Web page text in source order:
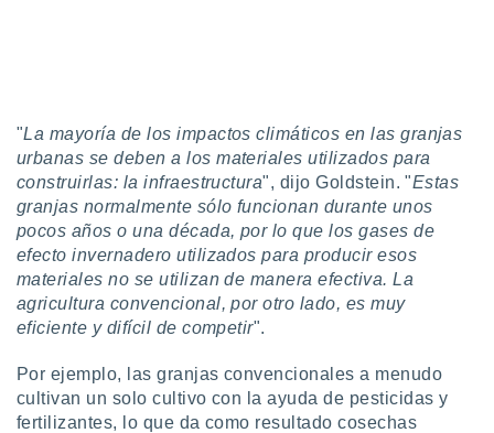
"La mayoría de los impactos climáticos en las granjas
urbanas se deben a los materiales utilizados para
construirlas: la infraestructura", dijo Goldstein. "Estas
granjas normalmente sólo funcionan durante unos
pocos años o una década, por lo que los gases de
efecto invernadero utilizados para producir esos
materiales no se utilizan de manera efectiva. La
agricultura convencional, por otro lado, es muy
eficiente y difícil de competir".
Por ejemplo, las granjas convencionales a menudo
cultivan un solo cultivo con la ayuda de pesticidas y
fertilizantes, lo que da como resultado cosechas